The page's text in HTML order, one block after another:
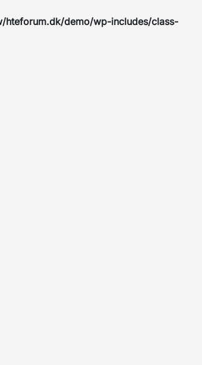
hteforum.dk/demo/wp-includes/class-